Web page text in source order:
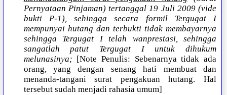
Pernyataan Pinjaman) tertanggal 19 Juli 2009 (vide
bukti P-1), sehingga secara formil Tergugat I
mempunyai hutang dan terbukti tidak membayarnya
sehingga Tergugat I telah wanprestasi, sehingga
sangatlah patut Tergugat I untuk dihukum
melunasinya; [Note Penulis: Sebenarnya tidak ada
orang, yang dengan senang hati membuat dan
menanda-tangani surat pengakuan hutang. Hal
tersebut sudah menjadi rahasia umum]